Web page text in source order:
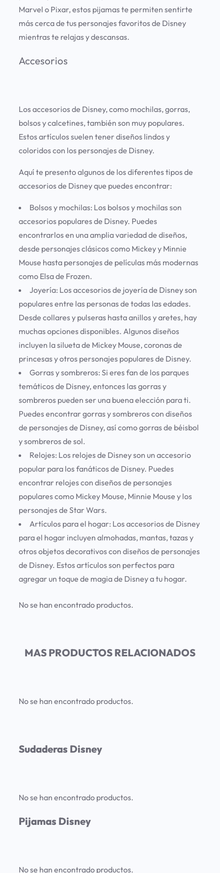
Marvel o Pixar, estos pijamas te permiten sentirte
más cerca de tus personajes favoritos de Disney
mientras te relajas y descansas.
Accesorios
Los accesorios de Disney, como mochilas, gorras,
bolsos y calcetines, también son muy populares.
Estos artículos suelen tener diseños lindos y
coloridos con los personajes de Disney.
Aquí te presento algunos de los diferentes tipos de
accesorios de Disney que puedes encontrar:
Bolsos y mochilas: Los bolsos y mochilas son
accesorios populares de Disney. Puedes
encontrarlos en una amplia variedad de diseños,
desde personajes clásicos como Mickey y Minnie
Mouse hasta personajes de películas más modernas
como Elsa de Frozen.
Joyería: Los accesorios de joyería de Disney son
populares entre las personas de todas las edades.
Desde collares y pulseras hasta anillos y aretes, hay
muchas opciones disponibles. Algunos diseños
incluyen la silueta de Mickey Mouse, coronas de
princesas y otros personajes populares de Disney.
Gorras y sombreros: Si eres fan de los parques
temáticos de Disney, entonces las gorras y
sombreros pueden ser una buena elección para ti.
Puedes encontrar gorras y sombreros con diseños
de personajes de Disney, así como gorras de béisbol
y sombreros de sol.
Relojes: Los relojes de Disney son un accesorio
popular para los fanáticos de Disney. Puedes
encontrar relojes con diseños de personajes
populares como Mickey Mouse, Minnie Mouse y los
personajes de Star Wars.
Artículos para el hogar: Los accesorios de Disney
para el hogar incluyen almohadas, mantas, tazas y
otros objetos decorativos con diseños de personajes
de Disney. Estos artículos son perfectos para
agregar un toque de magia de Disney a tu hogar.
No se han encontrado productos.
MAS PRODUCTOS RELACIONADOS
No se han encontrado productos.
Sudaderas Disney
No se han encontrado productos.
Pijamas Disney
No se han encontrado productos.